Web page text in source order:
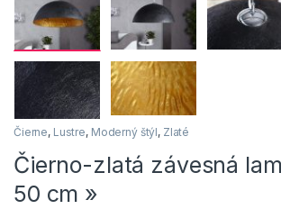
Čierne, Lustre, Moderný štýl, Zlaté
Čierno-zlatá závesná
50 cm »